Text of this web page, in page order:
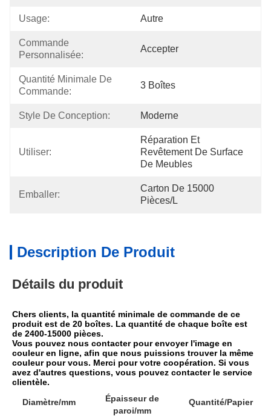
Usage: Autre
Commande
Personnalisée:
Accepter
Quantité Minimale De
Commande:
3 Boîtes
Style De Conception: Moderne
Utiliser:
Réparation Et
Revêtement De Surface
De Meubles
Emballer:
Carton De 15000
Pièces/l
Description De Produit
Détails du produit
Chers clients, la quantité minimale de commande de ce
produit est de 20 boîtes. La quantité de chaque boîte est
de 2400-15000 pièces.
Vous pouvez nous contacter pour envoyer l'image en
couleur en ligne, afin que nous puissions trouver la même
couleur pour vous. Merci pour votre coopération. Si vous
avez d'autres questions, vous pouvez contacter le service
clientèle.
Diamètre/mm
Épaisseur de
paroi/mm
Quantité/Papier